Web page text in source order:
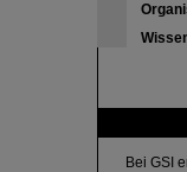
Bei GSI